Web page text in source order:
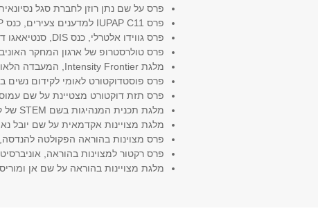
פרס על שם נתן רוזן לחברת סגל
פרס IUPAP C11 למדענים צעירים, כנס ICHEP בולוניה, 2022
פרס גווידו אלטרלי, כנס DIS, סנטיאאגו דה קומפוסטלה, 2022
פרס טולרסטרופ של ארגון המחקר
מלגת Intensity Frontier, המעבדה הלאומית Fermilab,‏ 2018
פרס פוסטדוקטורט לאומי לקידום נשים
פרס תזת דוקטורט מצטיינת על שם עמוס
מלגת תכנית המנהיגות בשם STEM של קרן צוקרמן, 2017
מלגת מצויינות אקדמאית על שם יובל נאמן,
פרס מצוינות בהוראה הפקולטה להנדסה,
פרס רקטור למצוינות בהוראה, אוניברסיטת
מלגת מצויינות בהוראה על שם אן ומוריס כהן,